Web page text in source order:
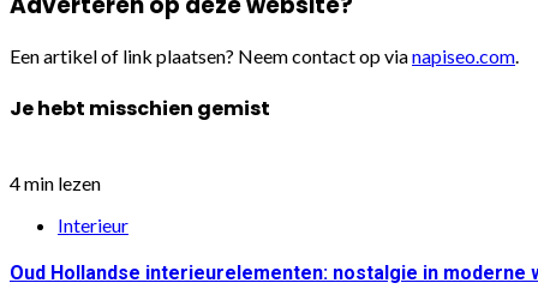
Een artikel of link plaatsen? Neem contact op vianapiseo.com.
Je hebt misschien gemist
4 min lezen
Interieur
Oud Hollandse interieurelementen: nostalgie in moderne